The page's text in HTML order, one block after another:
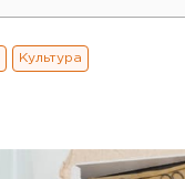
Культура